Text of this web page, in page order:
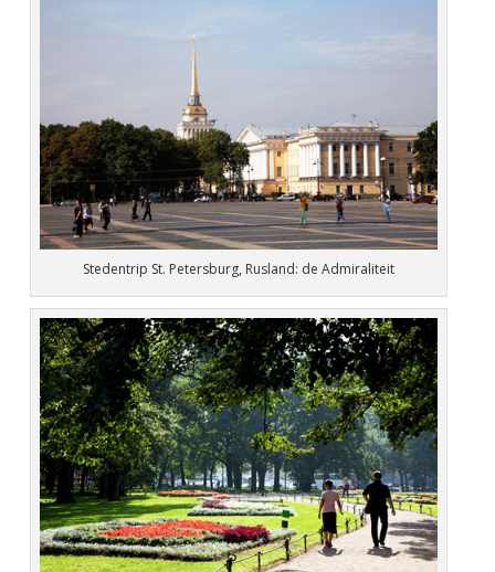
Stedentrip St. Petersburg, Rusland: de Admiraliteit